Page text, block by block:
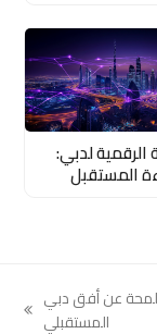
الرقمية لدبي:
المستقبل
لمحة عن أفق دبي
المستقبلي